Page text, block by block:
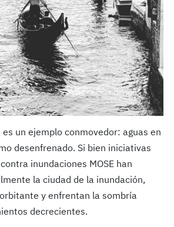
es un ejemplo conmovedor: aguas en
desenfrenado. Si bien iniciativas
inundaciones MOSE han
la ciudad de la inundación,
y enfrentan la sombría
decrecientes.